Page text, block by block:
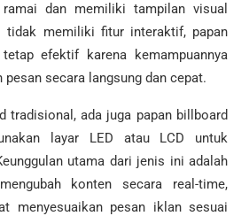
dan memiliki tampilan visual
tidak memiliki fitur interaktif, papan
efektif karena kemampuannya
secara langsung dan cepat.
tradisional, ada juga papan billboard
layar LED atau LCD untuk
utama dari jenis ini adalah
konten secara real-time,
menyesuaikan pesan iklan sesuai